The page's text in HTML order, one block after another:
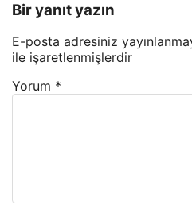
Bir yanıt yazın
E-posta adresiniz
ile işaretlenmişlerdir
Yorum *